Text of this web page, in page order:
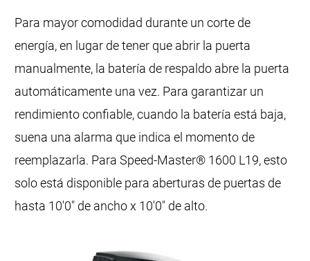
Para mayor comodidad durante un corte de
energía, en lugar de tener que abrir la puerta
manualmente, la batería de respaldo abre la puerta
automáticamente una vez. Para garantizar un
rendimiento confiable, cuando la batería está baja,
suena una alarma que indica el momento de
reemplazarla. Para Speed-Master® 1600 L19, esto
solo está disponible para aberturas de puertas de
hasta 10'0" de ancho x 10'0" de alto.